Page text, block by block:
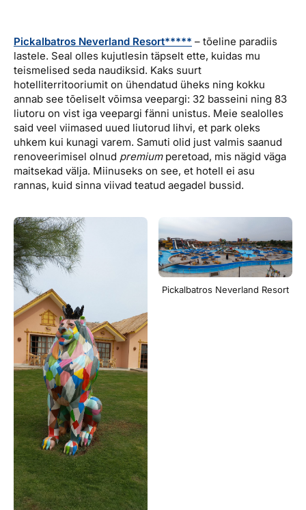
Pickalbatros Neverland Resort***** – tõeline paradiis
lastele. Seal olles kujutlesin täpselt ette, kuidas mu
teismelised seda naudiksid. Kaks suurt
hotelliterritooriumit on ühendatud üheks ning kokku
annab see tõeliselt võimsa veepargi: 32 basseini ning 83
liutoru on vist iga veepargi fänni unistus. Meie sealolles
said veel viimased uued liutorud lihvi, et park oleks
uhkem kui kunagi varem. Samuti olid just valmis saanud
renoveerimisel olnud premiumperetoad, mis nägid väga
maitsekad välja. Miinuseks on see, et hotell ei asu
rannas, kuid sinna viivad teatud aegadel bussid.
Pickalbatros Neverland Resort